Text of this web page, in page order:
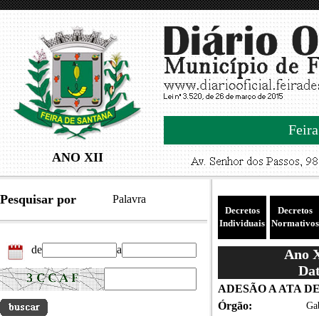
ANO XII
Pesquisar por Palavra
de a
Decretos
Individuais
Decretos
Normativos
Ano
ADESÃO A ATA
Órgão: